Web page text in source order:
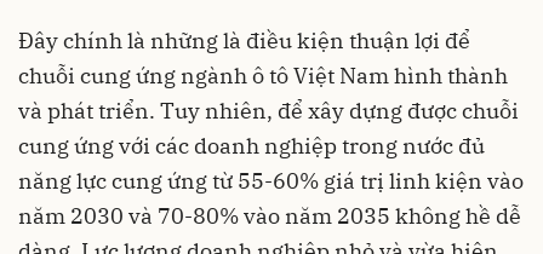
Đây chính là những là điều kiện thuận lợi để
chuỗi cung ứng ngành ô tô Việt Nam hình thành
và phát triển. Tuy nhiên, để xây dựng được chuỗi
cung ứng với các doanh nghiệp trong nước đủ
năng lực cung ứng từ 55-60% giá trị linh kiện vào
năm 2030 và 70-80% vào năm 2035 không hề dễ